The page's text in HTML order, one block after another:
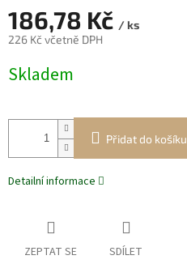
186,78 Kč / ks
226 Kč včetně DPH
cena:
Skladem
Přidat do košíku
Detailní informace
ZEPTAT SE SDÍLET